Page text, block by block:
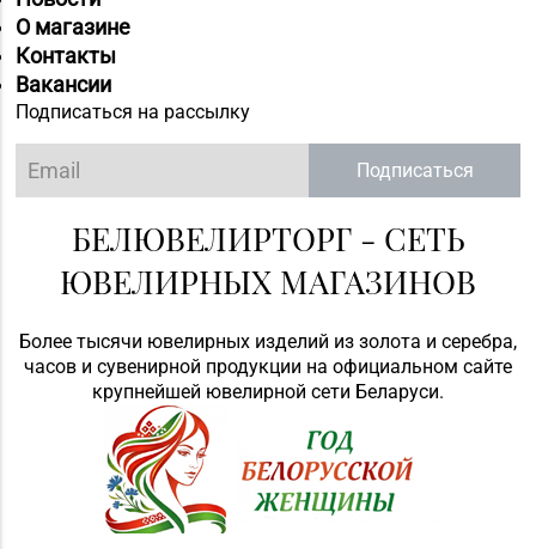
О магазине
Контакты
Вакансии
Подписаться на рассылку
Подписаться
БЕЛЮВЕЛИРТОРГ - СЕТЬ
ЮВЕЛИРНЫХ МАГАЗИНОВ
Более тысячи ювелирных изделий из золота и серебра,
часов и сувенирной продукции на официальном сайте
крупнейшей ювелирной сети Беларуси.